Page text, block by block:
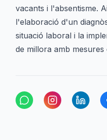
vacants i l'absentisme.
l'elaboració d'un
situació laboral i la
de millora amb mesures